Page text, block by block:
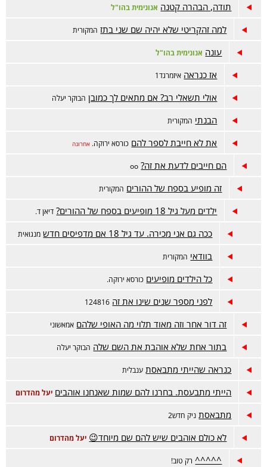
תודה, הבהרה קטנה אנונימית בהו"ל
למה זהקריטי שלא יהיה שם שני בתז המקורית
עונה אנונימית בהו"ל
אז כנראה איזמרגד1
אולי תשאלי רב? אם מתאים לך כמובן הבוקר יעלה
הבנתי המקורית
את לא חייבת לספר להם כורסא ירוקה. אחרונה
הם חייבים לדעת את זה? oo
זה מופיע בספח של ההורים המקורית
ילדים מעל גיל 18 מופיעים בספח של ההורים? דיאן ד.
ככה גם אני מכירה. עד גיל 18 אם מדפיסים חדש מנגואית
בוודאי המקורית
כל הילדים מופיעים כורסא ירוקה.
לפני מספר שנים שינו את זה 124816
זה דור אחר וזה מאוד תלוי מה האופי שלהם אמאשוני
בתור אחת שלא אוהבת את השם שלה הבוקר יעלה
כנראה שהייתי מתבאסת ענבלית
הייתי מתבעסת. בחרנו להם שמות שאנחנו אוהבים יעל מהדרום
מתבאסת ניק חדש2
לא כולם אוהבים שיש להם שם מיוחד😉 יעל מהדרום
^^^^^ רק טוב!